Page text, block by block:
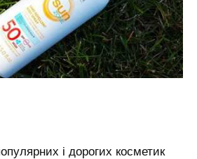
і дорогих косметик